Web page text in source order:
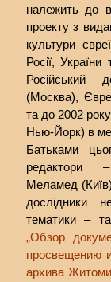
належить до
проекту з
культури
Росії,
Російський
(Москва),
та до 2002
Нью-Йорк) в
Батьками
редактори
Меламед
дослідники
тематики –
„Обзор
просвещению
архива